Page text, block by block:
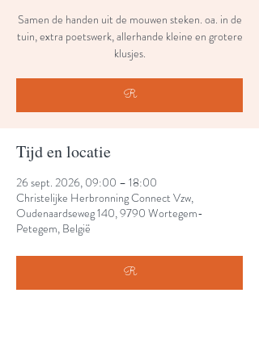
Samen de handen uit de mouwen steken. oa. in de
tuin, extra poetswerk, allerhande kleine en grotere
klusjes.
R
Tijd en locatie
26 sept. 2026, 09:00 – 18:00
Christelijke Herbronning Connect Vzw,
Oudenaardseweg 140, 9790 Wortegem-
Petegem, België
R